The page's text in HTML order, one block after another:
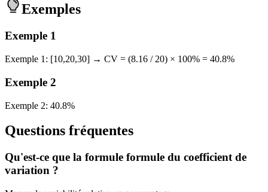
Exemples
Exemple 1
Exemple 1: [10,20,30] → CV = (8.16 / 20) × 100% = 40.8%
Exemple 2
Exemple 2: 40.8%
Questions fréquentes
Qu'est-ce que la formule formule du coefficient de
variation ?